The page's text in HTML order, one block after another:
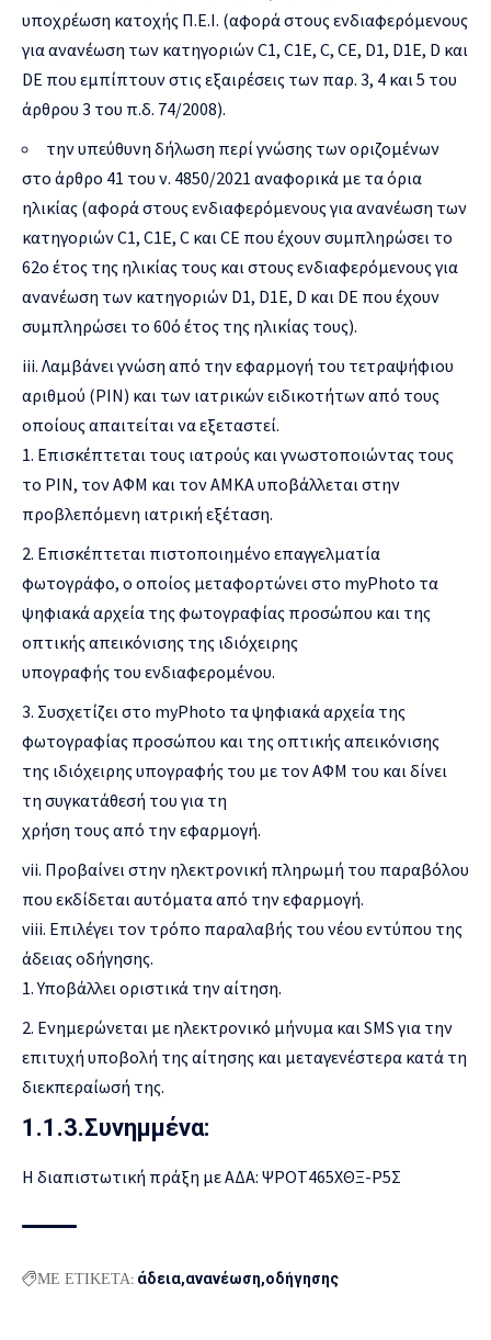
υποχρέωση κατοχής Π.Ε.Ι. (αφορά στους ενδιαφερόμενους
για ανανέωση των κατηγοριών C1, C1E, C, CE, D1, D1E, D και
DE που εμπίπτουν στις εξαιρέσεις των παρ. 3, 4 και 5 του
άρθρου 3 του π.δ. 74/2008).
την υπεύθυνη δήλωση περί γνώσης των οριζομένων
στο άρθρο 41 του ν. 4850/2021 αναφορικά με τα όρια
ηλικίας (αφορά στους ενδιαφερόμενους για ανανέωση των
κατηγοριών C1, C1Ε, C και CE που έχουν συμπληρώσει το
62ο έτος της ηλικίας τους και στους ενδιαφερόμενους για
ανανέωση των κατηγοριών D1, D1E, D και DE που έχουν
συμπληρώσει το 60ό έτος της ηλικίας τους).
iii. Λαμβάνει γνώση από την εφαρμογή του τετραψήφιου
αριθμού (PIN) και των ιατρικών ειδικοτήτων από τους
οποίους απαιτείται να εξεταστεί.
Επισκέπτεται τους ιατρούς και γνωστοποιώντας τους
το PIN, τον ΑΦΜ και τον ΑΜΚΑ υποβάλλεται στην
προβλεπόμενη ιατρική εξέταση.
Επισκέπτεται πιστοποιημένο επαγγελματία
φωτογράφο, ο οποίος μεταφορτώνει στο myPhoto τα
ψηφιακά αρχεία της φωτογραφίας προσώπου και της
οπτικής απεικόνισης της ιδιόχειρης
υπογραφής του ενδιαφερομένου.
Συσχετίζει στο myPhoto τα ψηφιακά αρχεία της
φωτογραφίας προσώπου και της οπτικής απεικόνισης
της ιδιόχειρης υπογραφής του με τον ΑΦΜ του και δίνει
τη συγκατάθεσή του για τη
χρήση τους από την εφαρμογή.
vii. Προβαίνει στην ηλεκτρονική πληρωμή του παραβόλου
που εκδίδεται αυτόματα από την εφαρμογή.
viii. Επιλέγει τον τρόπο παραλαβής του νέου εντύπου της
άδειας οδήγησης.
Υποβάλλει οριστικά την αίτηση.
Ενημερώνεται με ηλεκτρονικό μήνυμα και SMS για την
επιτυχή υποβολή της αίτησης και μεταγενέστερα κατά τη
διεκπεραίωσή της.
1.1.3.Συνημμένα:
Η διαπιστωτική πράξη με ΑΔΑ: ΨΡΟΤ465ΧΘΞ-Ρ5Σ
ΜΕ ΕΤΙΚΕΤΑ: άδεια ανανέωση οδήγησης